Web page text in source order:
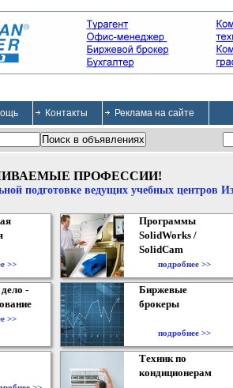
Контакты Реклама на сайте
ПРОФЕССИИ!
подготовке ведущих учебных центров
>>
Программы
SolidWorks /
SolidCam
подробнее >>
-
>>
Биржевые
брокеры
подробнее >>
Техник по
кондиционерам